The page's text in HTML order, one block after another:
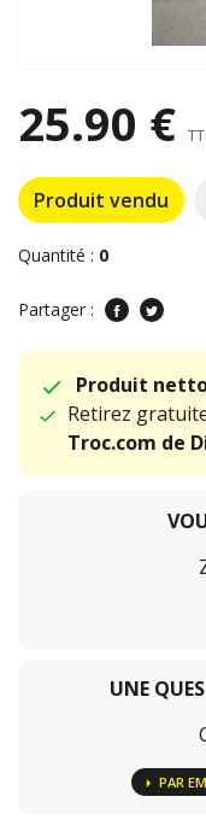
25.90 €
Produit vendu
Quantité : 0
Partager :
Produit
Retirez
Troc.com de
UNE
PAR